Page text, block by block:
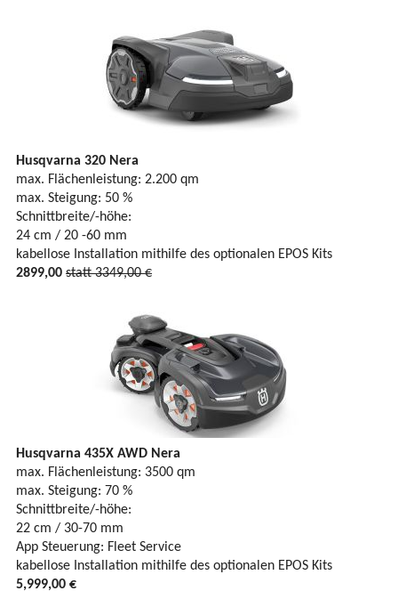
Husqvarna 320 Nera
max. Flächenleistung: 2.200 qm
max. Steigung: 50 %
Schnittbreite/-höhe:
24 cm / 20 -60 mm
kabellose Installation mithilfe des optionalen EPOS Kits
2899,00 statt 3349,00 €
Husqvarna 435X AWD Nera
max. Flächenleistung: 3500 qm
max. Steigung: 70 %
Schnittbreite/-höhe:
22 cm / 30-70 mm
App Steuerung: Fleet Service
kabellose Installation mithilfe des optionalen EPOS Kits
5,999,00 €